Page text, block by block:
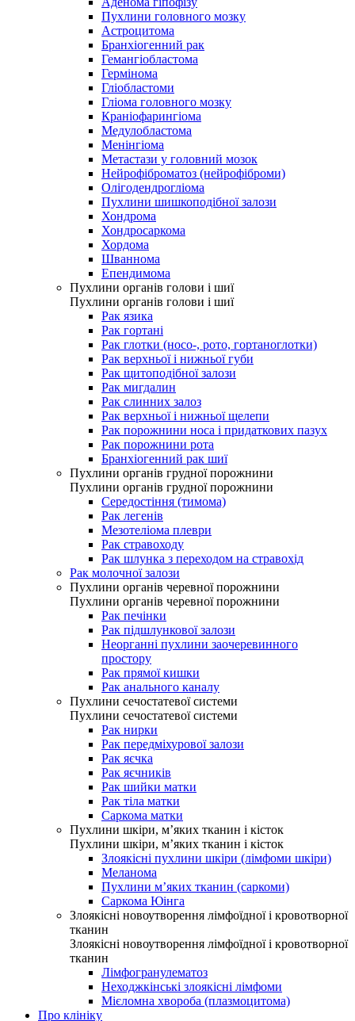
Пухлини головного мозку
Астроцитома
Бранхіогенний рак
Гемангіобластома
Гермінома
Гліобластоми
Гліома головного мозку
Краніофарингіома
Медулобластома
Менінгіома
Метастази у головний мозок
Нейрофіброматоз (нейрофіброми)
Олігодендрогліома
Пухлини шишкоподібної залози
Хондрома
Хондросаркома
Хордома
Шваннома
Епендимома
Пухлини органів голови і шиї
Пухлини органів голови і шиї
Рак язика
Рак гортані
Рак глотки (носо-, рото, гортаноглотки)
Рак верхньої і нижньої губи
Рак щитоподібної залози
Рак мигдалин
Рак слинних залоз
Рак верхньої і нижньої щелепи
Рак порожнини носа і придаткових пазух
Рак порожнини рота
Бранхіогенний рак шиї
Пухлини органів грудної порожнини
Пухлини органів грудної порожнини
Середостіння (тимома)
Рак легенів
Мезотеліома плеври
Рак стравоходу
Рак шлунка з переходом на стравохід
Рак молочної залози
Пухлини органів черевної порожнини
Пухлини органів черевної порожнини
Рак печінки
Рак підшлункової залози
Неорганні пухлини заочеревинного
простору
Рак прямої кишки
Рак анального каналу
Пухлини сечостатевої системи
Пухлини сечостатевої системи
Рак нирки
Рак передміхурової залози
Рак яєчка
Рак яєчників
Рак шийки матки
Рак тіла матки
Саркома матки
Пухлини шкіри, м’яких тканин і кісток
Пухлини шкіри, м’яких тканин і кісток
Злоякісні пухлини шкіри (лімфоми шкіри)
Меланома
Пухлини м’яких тканин (саркоми)
Саркома Юінга
Злоякісні новоутворення лімфоїдної і кровотворної
тканин
Злоякісні новоутворення лімфоїдної і кровотворної
тканин
Лімфогранулематоз
Неходжкінські злоякісні лімфоми
Мієломна хвороба (плазмоцитома)
Про клініку